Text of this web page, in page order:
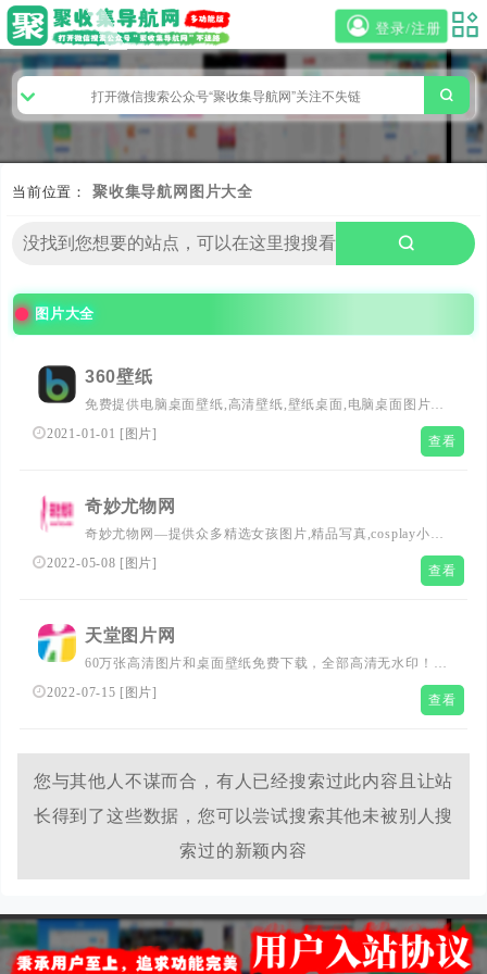
登录/注册
当前位置： 聚收集导航网 图片大全
图片大全
360壁纸
免费提供电脑桌面壁纸,高清壁纸,壁纸桌面,电脑桌面图片，
包括风景,动态,非主流,女孩,可爱,3d,唯美,卡通,动漫,宽屏等
精美桌面壁纸，由壁纸图片大全网站提供给大家下载使用。
2021-01-01 [ 图片] 查看
奇妙尤物网
奇妙尤物网—提供众多精选女孩图片,精品写真,cosplay小姐
姐，二次元萌妹子，acg动漫，各种原图高清的女孩图集应
有尽有，也可以给网站留言帮忙找资源。所以套图都可以打
2022-05-08 [ 图片] 查看
天堂图片网
60万张高清图片和桌面壁纸免费下载，全部高清无水印！内
容涵盖风景图片、动物图片、唯美图片、鲜花图片、家居图
片、设计素材、电脑壁纸、动漫壁纸、电影壁纸、明星壁
2022-07-15 [ 图片] 查看
您与其他人不谋而合，有人已经搜索过此内容且让站
长得到了这些数据，您可以尝试搜索其他未被别人搜
索过的新颖内容